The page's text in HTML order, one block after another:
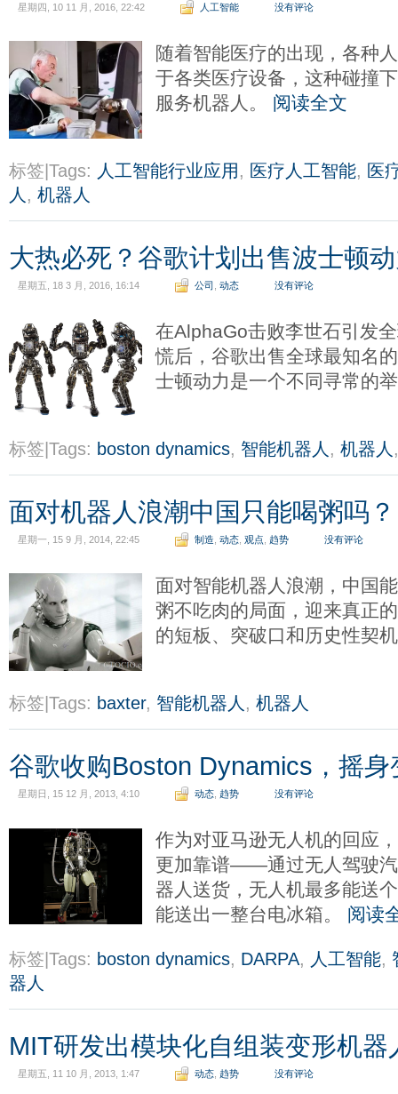
星期四, 10 11 月, 2016, 22:42 人工智能 没有评论
随着智能医疗的出现，各种
于各类医疗设备，这种碰撞
服务机器人。 阅读全文
标签|Tags: 人工智能行业应用 , 医疗人工智能, 医
人 , 机器人
大热必死？谷歌计划出售波士顿
星期五, 18 3 月, 2016, 16:14 公司 动态 没有评论
在AlphaGo击败李世石引发
慌后，谷歌出售全球最知名
士顿动力是一个不同寻常的
标签|Tags: boston dynamics, 智能机器人 , 机器人
面对机器人浪潮中国只能喝粥吗？
星期一, 15 9 月, 2014, 22:45 制造 动态 观点 趋势 没有评论
面对智能机器人浪潮，中国
粥不吃肉的局面，迎来真正
的短板、突破口和历史性契
标签|Tags: baxter, 智能机器人 , 机器人
谷歌收购Boston Dynamics，摇
星期日, 15 12 月, 2013, 4:10 动态 趋势 没有评论
作为对亚马逊无人机的回应
更加靠谱——通过无人驾驶汽
器人送货，无人机最多能送
能送出一整台电冰箱。 阅读
标签|Tags: boston dynamics, DARPA, 人工智能,
器人
MIT研发出模块化自组装变形机器
星期五, 11 10 月, 2013, 1:47 动态 趋势 没有评论